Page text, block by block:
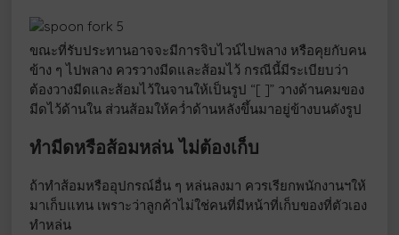
ขณะที่รับประทานอาจจะมีการจิบไวน์ไปพลาง หรือคุยกับคน
ข้าง ๆ ไปพลาง ควรวางมีดและส้อมไว้ กรณีนี้มีระเบียบว่า
ต้องวางมีดและส้อมไว้ในจานให้เป็นรูป “[ ]” วางด้านคมของ
มีดไว้ด้านใน ส่วนส้อมให้คว่ำด้านหลังขึ้นมาอยู่ข้างบนดังรูป
ทำมีดหรือส้อมหล่น ไม่ต้องเก็บ
ถ้าทำส้อมหรืออุปกรณ์อื่น ๆ หล่นลงมา ควรเรียกพนักงานฯให้
มาเก็บแทน เพราะว่าลูกค้าไม่ใช่คนที่มีหน้าที่เก็บของที่ตัวเอง
ทำหล่น